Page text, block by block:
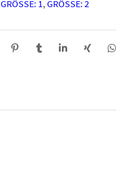
GRÖSSE: 1 , GRÖSSE: 2